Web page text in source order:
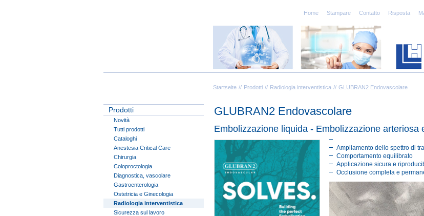
Home Stampare Contatto Risposta
Startseite Prodotti Radiologia interventistica GLUBRAN2 Endovascolare
Prodotti
Novità
Tutti prodotti
Cataloghi
Anestesia Critical Care
Chirurgia
Coloproctologia
Diagnostica, vascolare
Gastroenterologia
Ostetricia e Ginecologia
Radiologia interventistica
Sicurezza sul lavoro
GLUBRAN2 Endovascolare
Embolizzazione liquida - Embolizzazione arteriosa
Ampliamento dello spettro di
Comportamento equilibrato
Applicazione sicura e
Occlusione completa e